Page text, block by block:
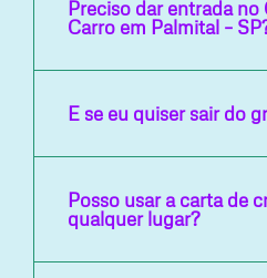
Preciso dar entrada no
Carro em Palmital –
E se eu quiser sair do
Posso usar a carta de
qualquer lugar?